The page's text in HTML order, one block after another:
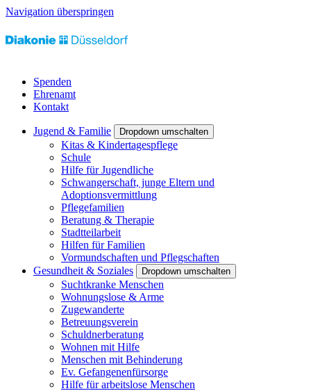
Navigation überspringen
Spenden
Ehrenamt
Kontakt
Jugend & Familie Dropdown umschalten
Kitas & Kindertagespflege
Schule
Hilfe für Jugendliche
Schwangerschaft, junge Eltern und
Adoptionsvermittlung
Pflegefamilien
Beratung & Therapie
Stadtteilarbeit
Hilfen für Familien
Vormundschaften und Pflegschaften
Gesundheit & Soziales
Dropdown umschalten
Suchtkranke Menschen
Wohnungslose & Arme
Zugewanderte
Betreuungsverein
Schuldnerberatung
Wohnen mit Hilfe
Menschen mit Behinderung
Ev. Gefangenenfürsorge
Hilfe für arbeitslose Menschen